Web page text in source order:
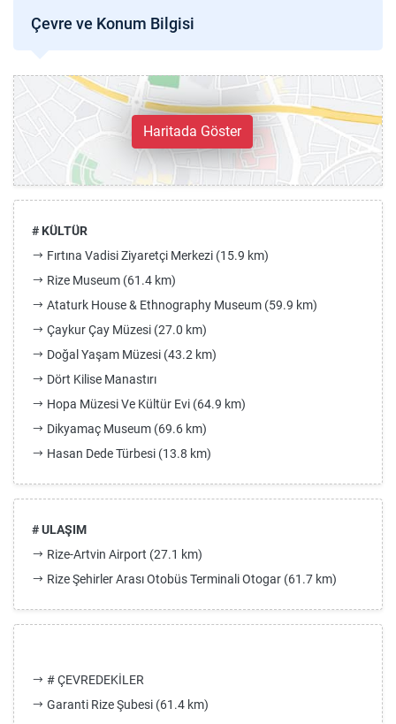
Çevre ve Konum Bilgisi
Haritada Göster
# KÜLTÜR
Fırtına Vadisi Ziyaretçi Merkezi (15.9 km)
Rize Museum (61.4 km)
Ataturk House & Ethnography Museum (59.9 km)
Çaykur Çay Müzesi (27.0 km)
Doğal Yaşam Müzesi (43.2 km)
Dört Kilise Manastırı
Hopa Müzesi Ve Kültür Evi (64.9 km)
Dikyamaç Museum (69.6 km)
Hasan Dede Türbesi (13.8 km)
# ULAŞIM
Rize-Artvin Airport (27.1 km)
Rize Şehirler Arası Otobüs Terminali Otogar (61.7 km)
# ÇEVREDEKİLER
Garanti Rize Şubesi (61.4 km)